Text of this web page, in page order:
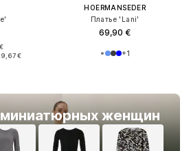
€
женщин
HOERMANSEDER
Платье 'Lani'
69,90 €
+1